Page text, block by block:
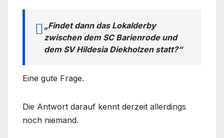
„Findet dann das Lokalderby
zwischen dem SC Barienrode und
dem SV Hildesia Diekholzen statt?“
Eine gute Frage.
Die Antwort darauf kennt derzeit allerdings
noch niemand.